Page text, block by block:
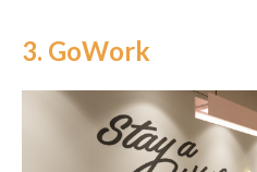
3. GoWork